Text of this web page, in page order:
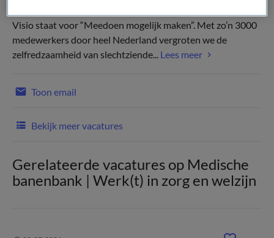
Visio staat voor “Meedoen mogelijk maken”. Met zo’n 3000
medewerkers door heel Nederland vergroten we de
zelfredzaamheid van slechtziende... Lees meer
Toon email
Bekijk meer vacatures
Gerelateerde vacatures op Medische
banenbank | Werk(t) in zorg en welzijn